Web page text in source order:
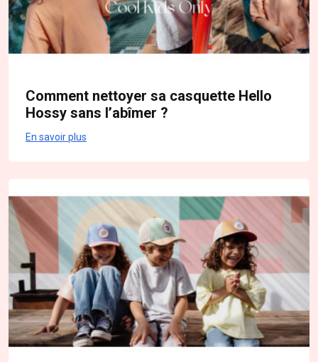
Comment nettoyer sa casquette Hello
Hossy sans l’abîmer ?
En savoir plus